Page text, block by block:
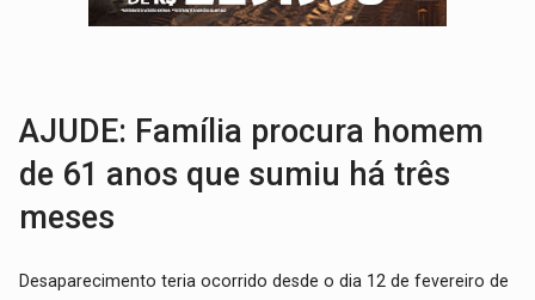
HOMENAGEM:Cientistas cassados pelo AI-5 se tornam pesquisadores
AJUDE: Família procura homem
de 61 anos que sumiu há três
meses
Desaparecimento teria ocorrido desde o dia 12 de fevereiro de